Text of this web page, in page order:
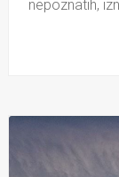
nepoznatih,